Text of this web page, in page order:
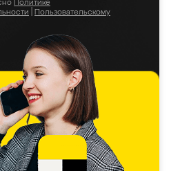
Политике
Пользовательскому